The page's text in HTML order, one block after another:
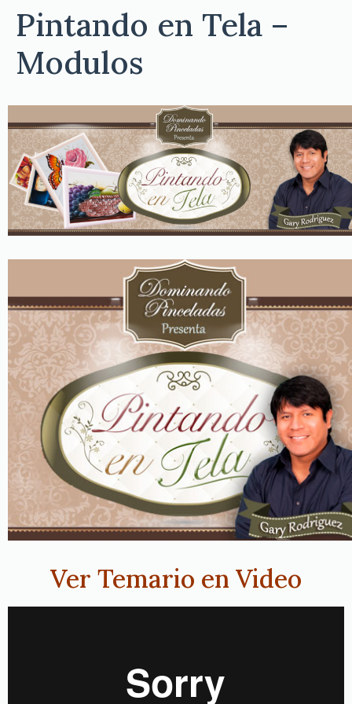
Pintando en Tela –
Modulos
Ver Temario en Video